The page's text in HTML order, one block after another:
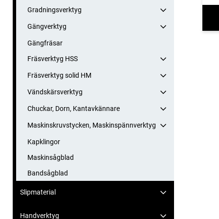
Gradningsverktyg
Gängverktyg
Gängfräsar
Fräsverktyg HSS
Fräsverktyg solid HM
Vändskärsverktyg
Chuckar, Dorn, Kantavkännare
Maskinskruvstycken, Maskinspännverktyg
Kapklingor
Maskinsågblad
Bandsågblad
Slipmaterial
Handverktyg